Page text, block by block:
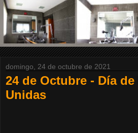
domingo, 24 de octubre de 2021
24 de Octubre - Día
Unidas